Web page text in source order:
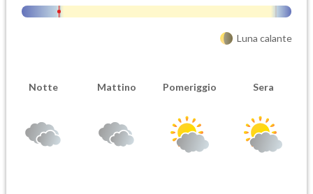
Luna calante
Notte Mattino Pomeriggio Sera